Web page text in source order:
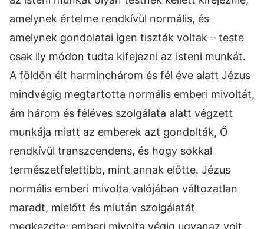
amelynek értelme rendkívül normális, és
amelynek gondolatai igen tiszták voltak – teste
csak ily módon tudta kifejezni az isteni munkát.
A földön élt harminchárom és fél éve alatt Jézus
mindvégig megtartotta normális emberi mivoltát,
ám három és féléves szolgálata alatt végzett
munkája miatt az emberek azt gondolták, Ő
rendkívül transzcendens, és hogy sokkal
természetfelettibb, mint annak előtte. Jézus
normális emberi mivolta valójában változatlan
maradt, mielőtt és miután szolgálatát
megkezdte; emberi mivolta végig ugyanaz volt,